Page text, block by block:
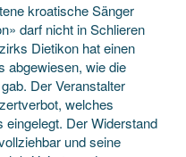
kroatische Sänger
darf nicht in Schlieren
Dietikon hat einen
abgewiesen, wie die
Der Veranstalter
welches
Der Widerstand
und seine